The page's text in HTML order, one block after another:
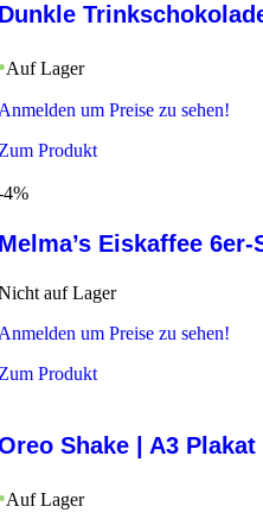
Auf Lager
um Preise zu sehen!
Produkt
4%
Eiskaffee 6er-
auf Lager
um Preise zu sehen!
Produkt
Shake | A3
Auf Lager